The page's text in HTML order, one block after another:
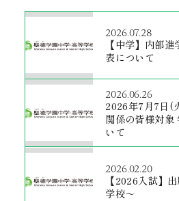
2026.07.28
【中学】内部
表について
2026.06.26
2026年7月7日
関係の皆様対象
いて
2026.02.20
【2026入試】
学校～